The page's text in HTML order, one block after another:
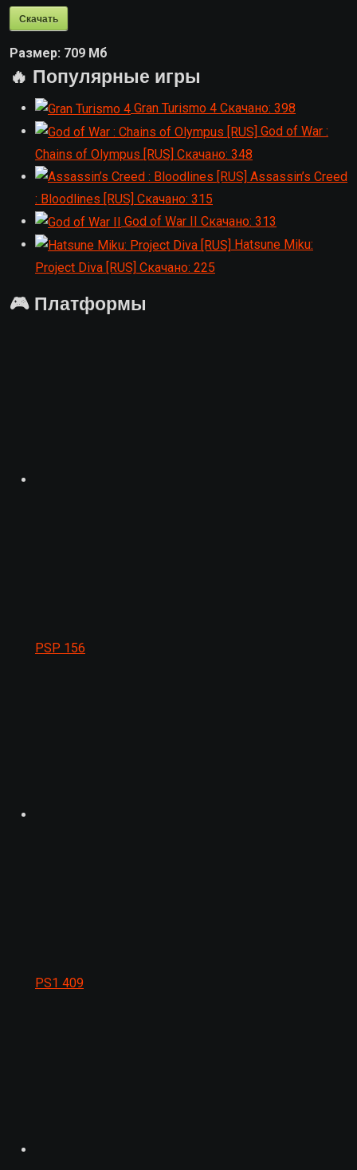
Скачать
Размер: 709 Мб
🔥 Популярные игры
Gran Turismo 4 Скачано: 398
God of War :
Chains of Olympus [RUS] Скачано: 348
Assassin’s Creed
: Bloodlines [RUS] Скачано: 315
God of War II
Скачано: 313
Hatsune Miku:
Project Diva [RUS] Скачано: 225
🎮 Платформы
PSP 156
PS1 409